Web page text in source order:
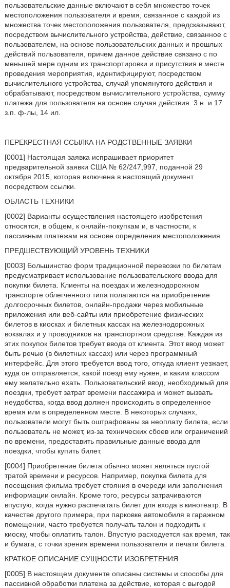
пользовательские данные включают в себя множество точек
местоположения пользователя и время, связанное с каждой из
множества точек местоположения пользователя, предсказывают,
посредством вычислительного устройства, действие, связанное с
пользователем, на основе пользовательских данных и прошлых
действий пользователя, причем данное действие связано с по
меньшей мере одним из транспортировки и присутствия в месте
проведения мероприятия, идентифицируют, посредством
вычислительного устройства, случай упомянутого действия и
обрабатывают, посредством вычислительного устройства, сумму
платежа для пользователя на основе случая действия. 3 н. и 17
з.п. ф-лы, 14 ил.
ПЕРЕКРЕСТНАЯ ССЫЛКА НА РОДСТВЕННЫЕ ЗАЯВКИ
[0001] Настоящая заявка испрашивает приоритет
предварительной заявки США № 62/247,997, поданной 29
октября 2015, которая включена в настоящий документ
посредством ссылки.
ОБЛАСТЬ ТЕХНИКИ
[0002] Варианты осуществления настоящего изобретения
относятся, в общем, к онлайн-покупкам и, в частности, к
пассивным платежам на основе определения местоположения.
ПРЕДШЕСТВУЮЩИЙ УРОВЕНЬ ТЕХНИКИ
[0003] Большинство форм традиционной перевозки по билетам
предусматривает использование пользовательского ввода для
покупки билета. Клиенты на поездах и железнодорожном
транспорте облегченного типа полагаются на приобретение
долгосрочных билетов, онлайн-продажи через мобильные
приложения или веб-сайты или приобретение физических
билетов в киосках и билетных кассах на железнодорожных
вокзалах и у проводников на транспортном средстве. Каждая из
этих покупок билетов требует ввода от клиента. Этот ввод может
быть речью (в билетных кассах) или через программный
интерфейс. Для этого требуется ввод того, откуда клиент уезжает,
куда он отправляется, какой поезд ему нужен, и каким классом
ему желательно ехать. Пользовательский ввод, необходимый для
поездки, требует затрат времени пассажира и может вызвать
неудобства, когда ввод должен происходить в определенное
время или в определенном месте. В некоторых случаях,
пользователи могут быть оштрафованы за неоплату билета, если
пользователь не может, из-за технических сбоев или ограничений
по времени, предоставить правильные данные ввода для
поездки, чтобы купить билет.
[0004] Приобретение билета обычно может являться пустой
тратой времени и ресурсов. Например, покупка билета для
посещения фильма требует стояния в очереди или заполнения
информации онлайн. Кроме того, ресурсы затрачиваются
впустую, когда нужно распечатать билет для входа в кинотеатр. В
качестве другого примера, при парковке автомобиля в гаражном
помещении, часто требуется получать талон и подходить к
киоску, чтобы оплатить талон. Впустую расходуется как время, так
и бумага, с точки зрения времени пользователя и печати билета.
КРАТКОЕ ОПИСАНИЕ СУЩНОСТИ ИЗОБРЕТЕНИЯ
[0005] В настоящем документе описаны системы и способы для
пассивной обработки платежа за действие, которая с выгодой